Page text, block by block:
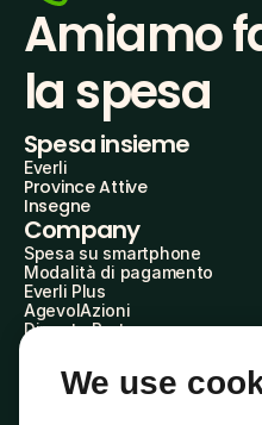
Amiamo
la spesa
Spesa insieme
Everli
Province Attive
Insegne
Company
Spesa su smartphone
Modalità di pagamento
Everli Plus
AgevolAzioni
Diventa Partner
Everli Shoppers
About Us
We use